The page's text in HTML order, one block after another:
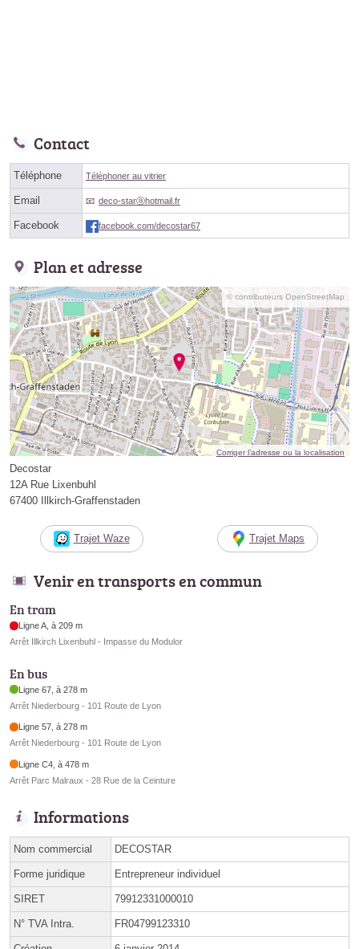
Contact
Téléphone Téléphoner au vitrier
Email deco-starⓐhotmail.fr
Facebook facebook.com/decostar67
Plan et adresse
© contributeurs OpenStreetMap
Corriger l’adresse ou la localisation
Decostar
12A Rue Lixenbuhl
67400 Illkirch-Graffenstaden
Trajet Waze Trajet Maps
Venir en transports en commun
En tram
Ligne A, à 209 m
Arrêt Illkirch Lixenbuhl - Impasse du Modulor
En bus
Ligne 67, à 278 m
Arrêt Niederbourg - 101 Route de Lyon
Ligne 57, à 278 m
Arrêt Niederbourg - 101 Route de Lyon
Ligne C4, à 478 m
Arrêt Parc Malraux - 28 Rue de la Ceinture
Informations
Nom commercial DECOSTAR
Forme juridique Entrepreneur individuel
SIRET 79912331000010
N° TVA Intra. FR04799123310